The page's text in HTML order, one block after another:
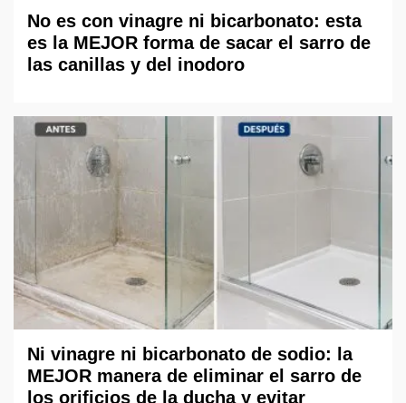
No es con vinagre ni bicarbonato: esta
es la MEJOR forma de sacar el sarro de
las canillas y del inodoro
Ni vinagre ni bicarbonato de sodio: la
MEJOR manera de eliminar el sarro de
los orificios de la ducha y evitar